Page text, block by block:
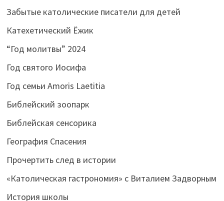
Забытые католические писатели для детей
Катехетический Ёжик
“Год молитвы” 2024
Год святого Иосифа
Год семьи Amoris Laetitia
Библейский зоопарк
Библейская сенсорика
География Спасения
Прочертить след в истории
«Католическая гастрономия» с Виталием Задворным
История школы